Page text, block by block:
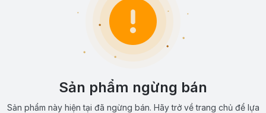
Sản phẩm ngừng bán
Sản phẩm này hiện tại đã ngừng bán. Hãy trở về trang chủ để lựa